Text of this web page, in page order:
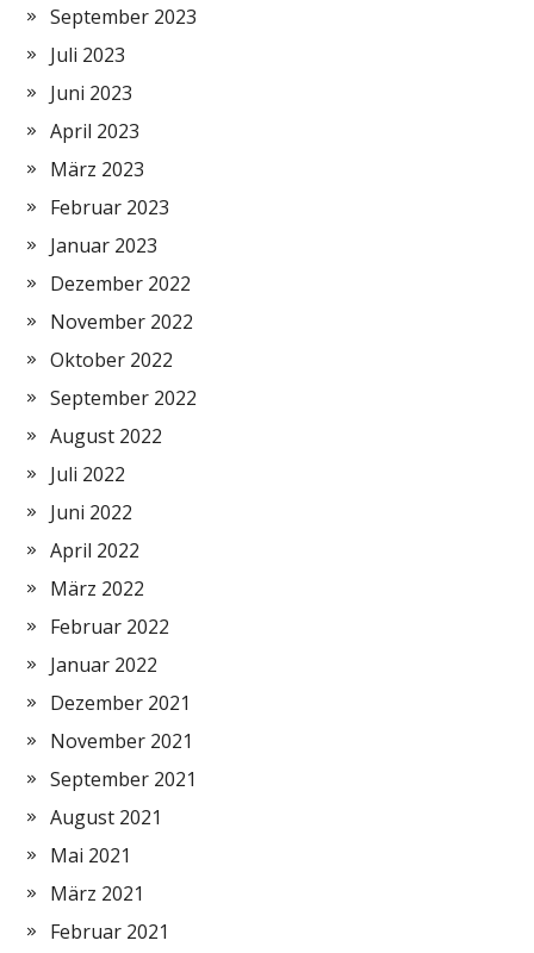
September 2023
Juli 2023
Juni 2023
April 2023
März 2023
Februar 2023
Januar 2023
Dezember 2022
November 2022
Oktober 2022
September 2022
August 2022
Juli 2022
Juni 2022
April 2022
März 2022
Februar 2022
Januar 2022
Dezember 2021
November 2021
September 2021
August 2021
Mai 2021
März 2021
Februar 2021